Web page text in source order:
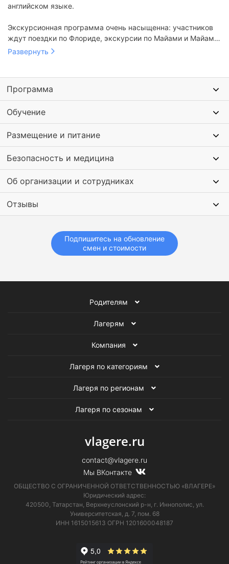
английском языке.
Экскурсионная программа очень насыщенна: участников
ждут поездки по Флориде, экскурсии по Майами и Майами-
Бич, Ки-Уэст, Форт Лодердейл, космический центр NASA на
Развернуть
Программа
Обучение
Размещение и питание
Безопасность и медицина
Об организации и сотрудниках
Отзывы
Подпишитесь на обновление
смен и стоимости
Родителям
Лагерям
Компания
Лагеря по категориям
Лагеря по регионам
Лагеря по сезонам
vlagere.ru
contact@vlagere.ru
Мы ВКонтакте
ОБЩЕСТВО С ОГРАНИЧЕННОЙ ОТВЕТСТВЕННОСТЬЮ «ВЛАГЕРЕ»
Юридический адрес:
420500, Татарстан, Верхнеуслонский р-н, г. Иннополис, ул.
Университетская, д. 7, пом. 68
ИНН 1615015613 ОГРН 1201600048187